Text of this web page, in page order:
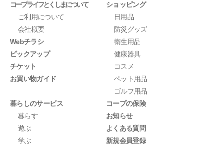
コープライフとくしまについて
ご利用について
会社概要
Webチラシ
ピックアップ
チケット
お買い物ガイド
ショッピング
日用品
防災グッズ
衛生用品
健康器具
コスメ
ペット用品
ゴルフ用品
暮らしのサービス
暮らす
遊ぶ
学ぶ
コープの保険
お知らせ
よくある質問
新規会員登録